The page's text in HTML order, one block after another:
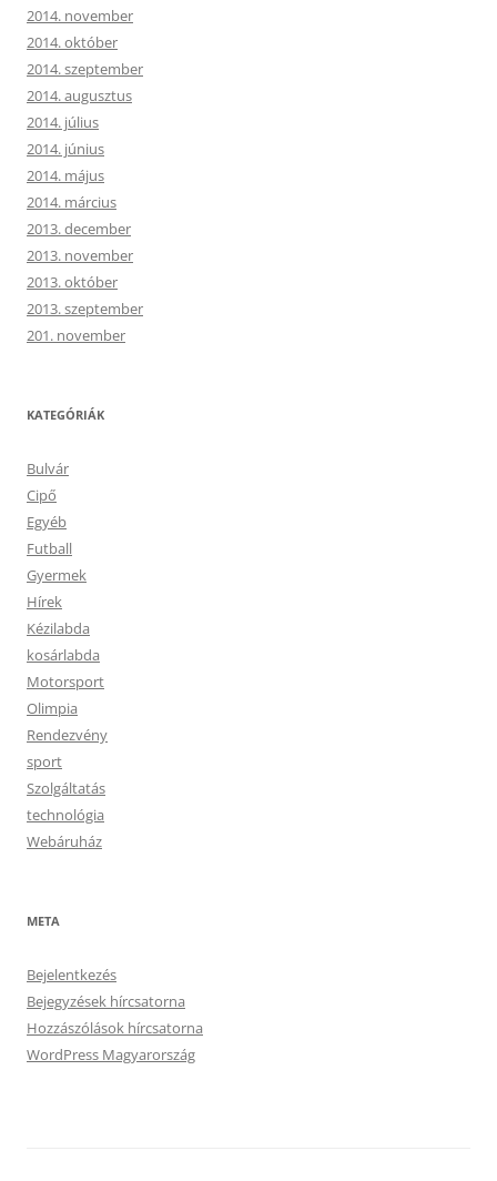
2014. november
2014. október
2014. szeptember
2014. augusztus
2014. július
2014. június
2014. május
2014. március
2013. december
2013. november
2013. október
2013. szeptember
201. november
KATEGÓRIÁK
Bulvár
Cipő
Egyéb
Futball
Gyermek
Hírek
Kézilabda
kosárlabda
Motorsport
Olimpia
Rendezvény
sport
Szolgáltatás
technológia
Webáruház
META
Bejelentkezés
Bejegyzések hírcsatorna
Hozzászólások hírcsatorna
WordPress Magyarország